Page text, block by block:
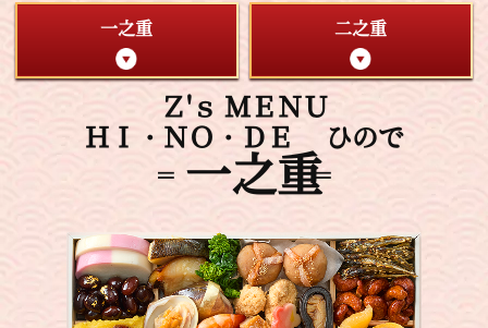
一之重 二之重
Ｚ'ｓ ＭＥＮＵ
ＨＩ・ＮＯ・ＤＥ ひので
一之重